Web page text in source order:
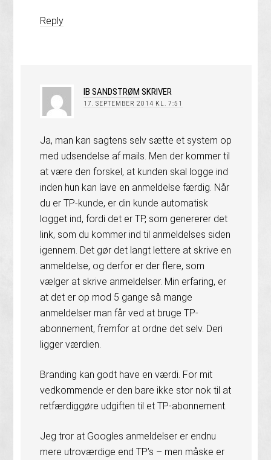
Reply
IB SANDSTRØM SKRIVER
17. SEPTEMBER 2014 KL. 7:51
Ja, man kan sagtens selv sætte et system op
med udsendelse af mails. Men der kommer til
at være den forskel, at kunden skal logge ind
inden hun kan lave en anmeldelse færdig. Når
du er TP-kunde, er din kunde automatisk
logget ind, fordi det er TP, som genererer det
link, som du kommer ind til anmeldelses siden
igennem. Det gør det langt lettere at skrive en
anmeldelse, og derfor er der flere, som
vælger at skrive anmeldelser. Min erfaring, er
at det er op mod 5 gange så mange
anmeldelser man får ved at bruge TP-
abonnement, fremfor at ordne det selv. Deri
ligger værdien.
Branding kan godt have en værdi. For mit
vedkommende er den bare ikke stor nok til at
retfærdiggøre udgiften til et TP-abonnement.
Jeg tror at Googles anmeldelser er endnu
mere utroværdige end TP’s – men måske er